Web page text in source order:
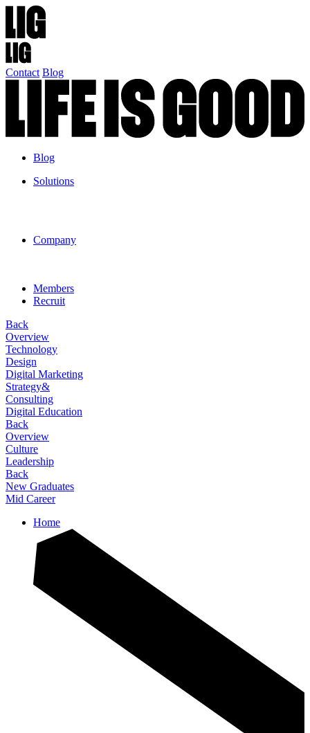
Contact Blog
Blog
Solutions
Company
Members
Recruit
Back
Overview
Technology
Design
Digital Marketing
Strategy&
Consulting
Digital Education
Back
Overview
Culture
Leadership
Back
New Graduates
Mid Career
Home